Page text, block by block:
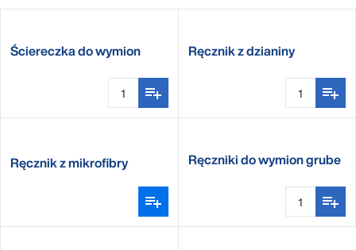
Ściereczka do wymion Ręcznik z dzianiny
Ręcznik z mikrofibry Ręczniki do wymion grube